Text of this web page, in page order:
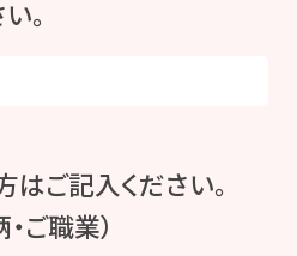
。
ご記入ください。
ご職業）